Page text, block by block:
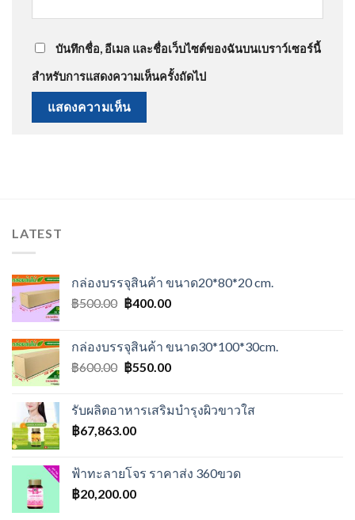
บันทึกชื่อ, อีเมล และชื่อเว็บไซต์ของฉันบนเบราว์เซอร์นี้
สำหรับการแสดงความเห็นครั้งถัดไป
LATEST
กล่องบรรจุสินค้า ขนาด20*80*20 cm.
฿500.00 Original
฿500.00.
฿400.00Current
฿400.00.
กล่องบรรจุสินค้า ขนาด30*100*30cm.
฿600.00 Original
฿600.00.
฿550.00Current
฿550.00.
รับผลิตอาหารเสริมบำรุงผิวขาวใส
฿67,863.00
ฟ้าทะลายโจร ราคาส่ง 360ขวด
฿20,200.00